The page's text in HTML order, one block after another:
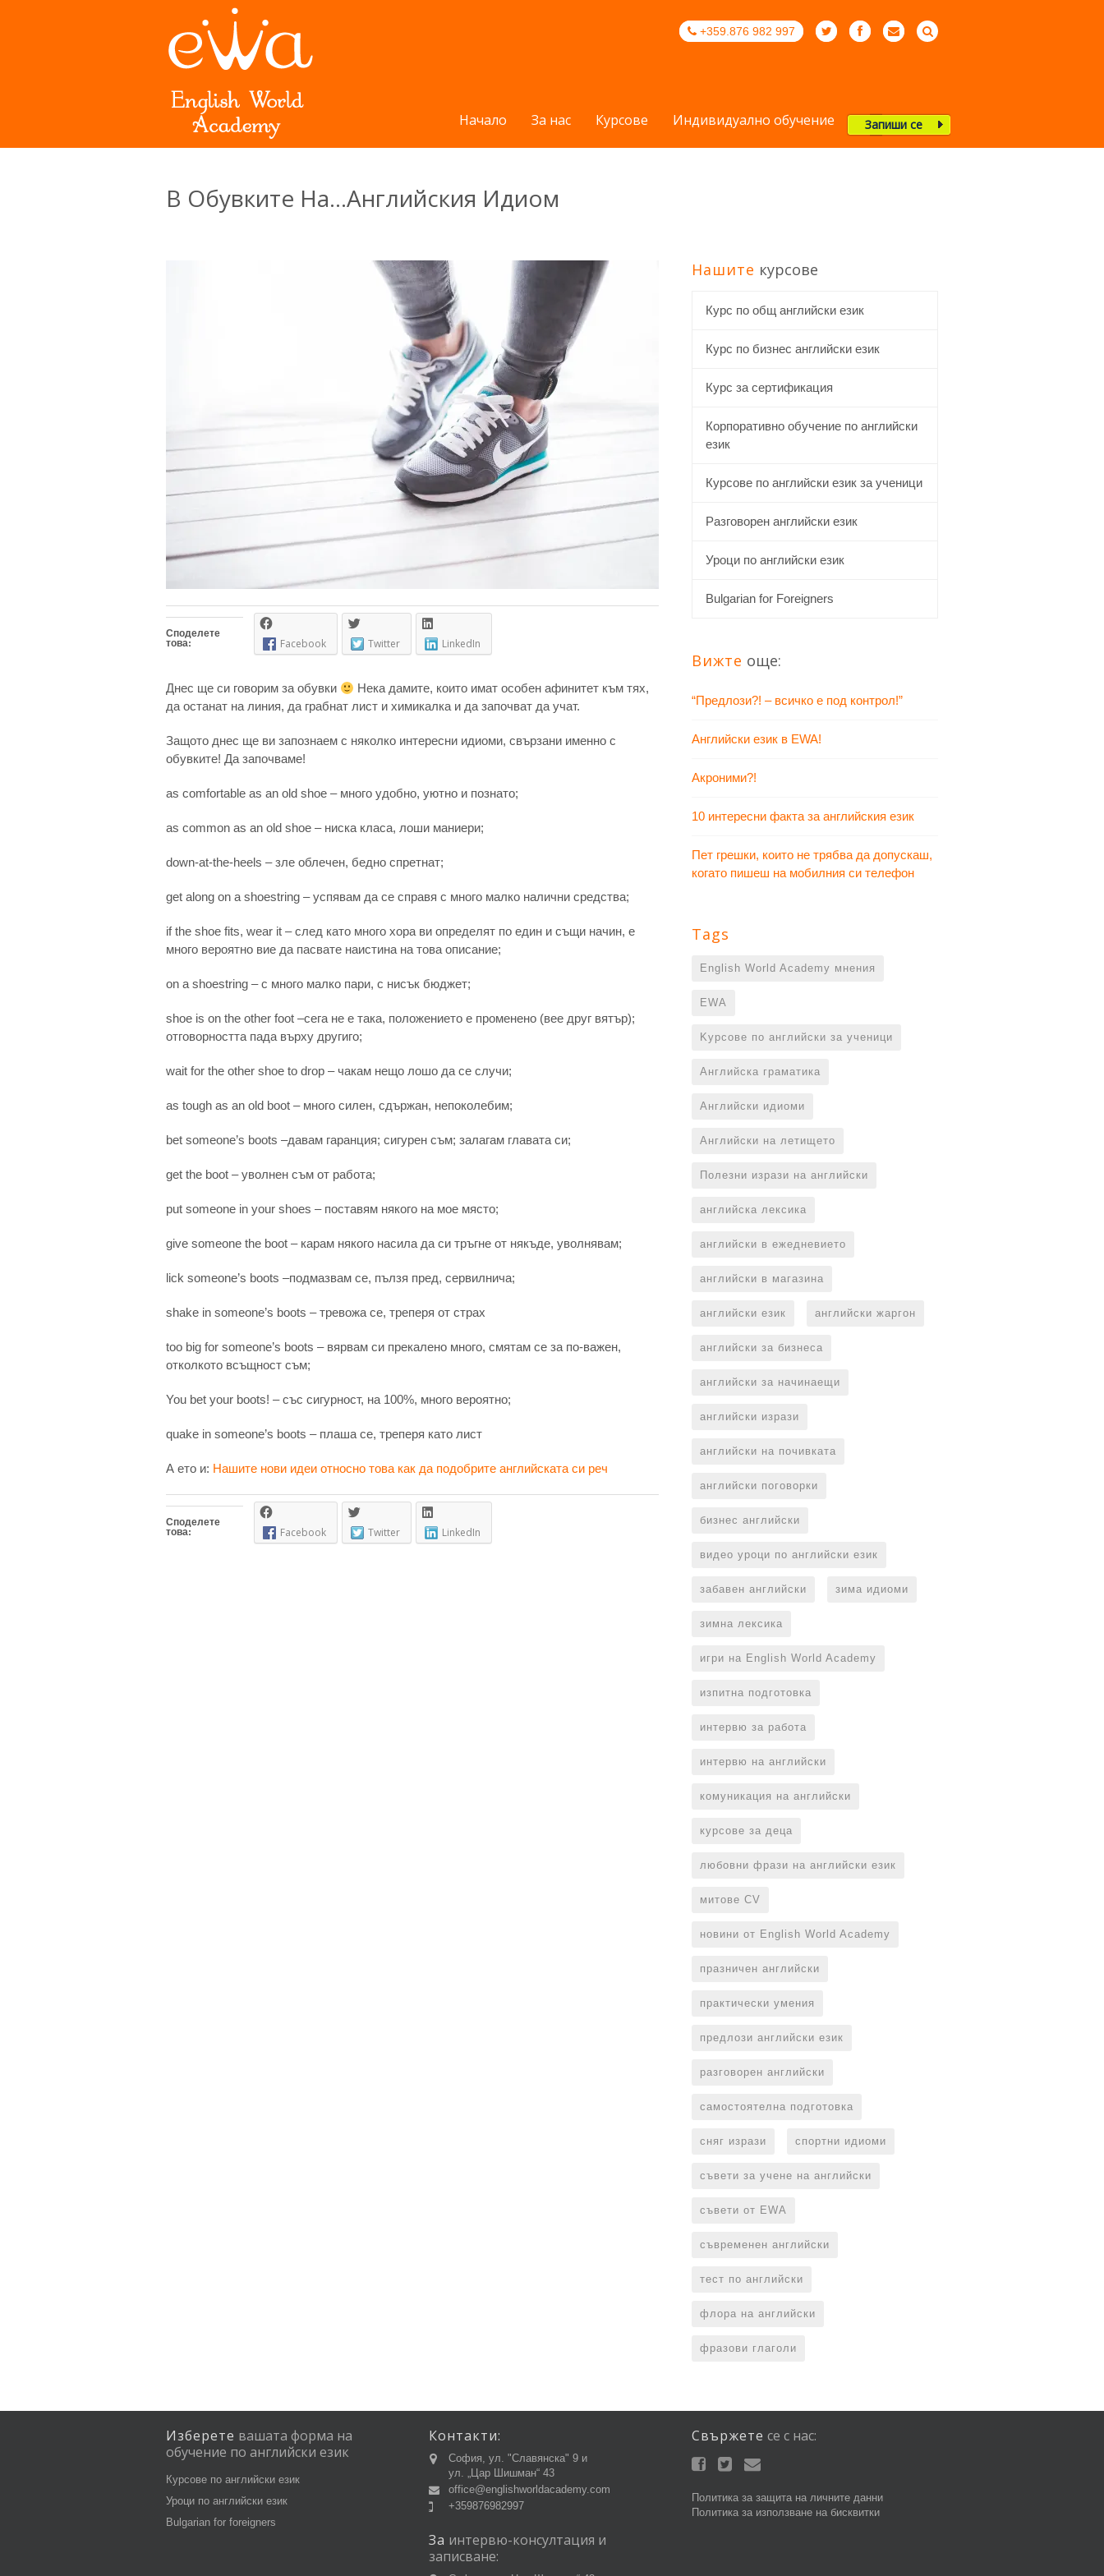
Начало За нас Курсове Индивидуално обучение Запиши се
+359.876 982 997
В Обувките На…Английския Идиом
Споделете
това: Facebook Twitter LinkedIn
Днес ще си говорим за обувки
Нека дамите, които имат особен афинитет към тях,
да останат на линия, да грабнат лист и химикалка и да започват да учат.
Защото днес ще ви запознаем с няколко интересни идиоми, свързани именно с
обувките! Да започваме!
as comfortable as an old shoe – много удобно, уютно и познато;
as common as an old shoe – ниска класа, лоши маниери;
down-at-the-heels – зле облечен, бедно спретнат;
get along on a shoestring – успявам да се справя с много малко налични средства;
if the shoe fits, wear it – след като много хора ви определят по един и същи начин, е
много вероятно вие да пасвате наистина на това описание;
on a shoestring – с много малко пари, с нисък бюджет;
shoe is on the other foot –сега не е така, положението е променено (вее друг вятър);
отговорността пада върху другиго;
wait for the other shoe to drop – чакам нещо лошо да се случи;
as tough as an old boot – много силен, сдържан, непоколебим;
bet someone’s boots –давам гаранция; сигурен съм; залагам главата си;
get the boot – уволнен съм от работа;
put someone in your shoes – поставям някого на мое място;
give someone the boot – карам някого насила да си тръгне от някъде, уволнявам;
lick someone’s boots –подмазвам се, пълзя пред, сервилнича;
shake in someone’s boots – тревожа се, треперя от страх
too big for someone’s boots – вярвам си прекалено много, смятам се за по-важен,
отколкото всъщност съм;
You bet your boots! – със сигурност, на 100%, много вероятно;
quake in someone’s boots – плаша се, треперя като лист
А ето и: Нашите нови идеи относно това как да подобрите английската си реч
Споделете
това: Facebook Twitter LinkedIn
Нашите курсове
Курс по общ английски език
Курс по бизнес английски език
Курс за сертификация
Корпоративно обучение по английски
език
Курсове по английски език за ученици
Разговорен английски език
Уроци по английски език
Bulgarian for Foreigners
Вижте още:
“Предлози?! – всичко е под контрол!”
Английски език в EWA!
Акроними?!
10 интересни факта за английския език
Пет грешки, които не трябва да допускаш,
когато пишеш на мобилния си телефон
Tags
English World Academy мнения
EWA
Kурсове по английски за ученици
Английска граматика
Английски идиоми
Английски на летището
Полезни изрази на английски
английска лексика
английски в ежедневието
английски в магазина
английски език английски жаргон
английски за бизнеса
английски за начинаещи
английски изрази
английски на почивката
английски поговорки
бизнес английски
видео уроци по английски език
забавен английски зима идиоми
зимна лексика
игри на English World Academy
изпитна подготовка
интервю за работа
интервю на английски
комуникация на английски
курсове за деца
любовни фрази на английски език
митове CV
новини от English World Academy
празничен английски
практически умения
предлози английски език
разговорен английски
самостоятелна подготовка
сняг изрази спортни идиоми
съвети за учене на английски
съвети от EWA
съвременен английски
тест по английски
флора на английски
фразови глаголи
Изберете вашата форма на
обучение по английски език
Курсове по английски език
Уроци по английски език
Bulgarian for foreigners
Контакти:
София, ул. "Славянска" 9 и
ул. „Цар Шишман“ 43
office@englishworldacademy.com
+359876982997
За интервю-консултация и
записване:
Свържете се с нас:
Политика за защита на личните данни
Политика за използване на бисквитки